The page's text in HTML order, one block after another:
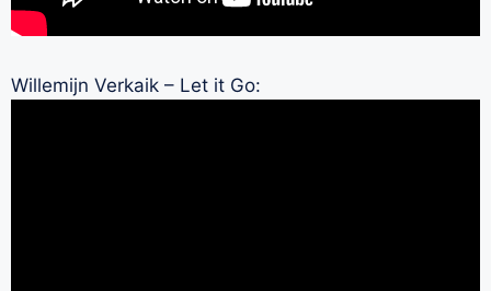
Willemijn Verkaik – Let it Go: